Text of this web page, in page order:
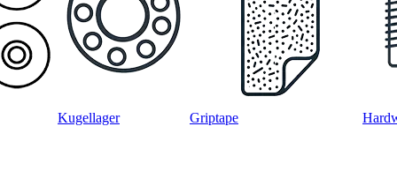
Kugellager Griptape